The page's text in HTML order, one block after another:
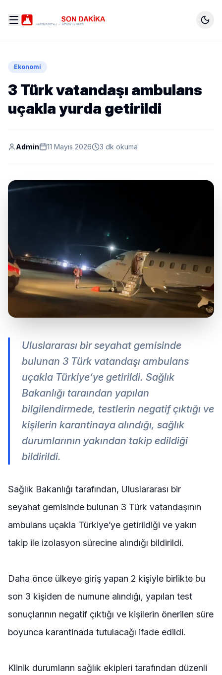
Ekonomi
3 Türk vatandaşı ambulans
uçakla yurda getirildi
Admin 11 Mayıs 2026 3 dk okuma
Uluslararası bir seyahat gemisinde
bulunan 3 Türk vatandaşı ambulans
uçakla Türkiye’ye getirildi. Sağlık
Bakanlığı taraından yapılan
bilgilendirmede, testlerin negatif çıktığı ve
kişilerin karantinaya alındığı, sağlık
durumlarının yakından takip edildiği
bildirildi.
Sağlık Bakanlığı tarafından, Uluslararası bir
seyahat gemisinde bulunan 3 Türk vatandaşının
ambulans uçakla Türkiye’ye getirildiği ve yakın
takip ile izolasyon sürecine alındığı bildirildi.
Daha önce ülkeye giriş yapan 2 kişiyle birlikte bu
son 3 kişiden de numune alındığı, yapılan test
sonuçlarının negatif çıktığı ve kişilerin önerilen süre
boyunca karantinada tutulacağı ifade edildi.
Klinik durumların sağlık ekipleri tarafından düzenli